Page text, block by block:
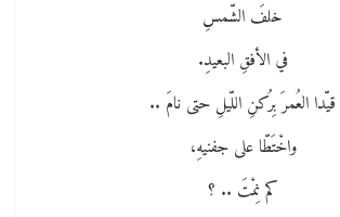
خلفَ الشّمسِ
في الأفقِ البعيدِ.
قيّدا العُمرَ بِرُكنِ اللّيلِ حتى نامَ ..
واخْتَطّا على جفنيهِ،
كم نِمْتَ .. ؟